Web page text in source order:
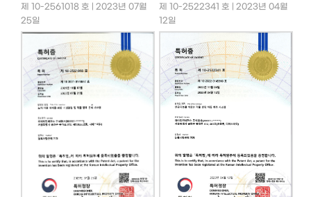
제 10-2561018 호 | 2023년 07월
25일
제 10-2522341 호 | 2023년 04월
12일